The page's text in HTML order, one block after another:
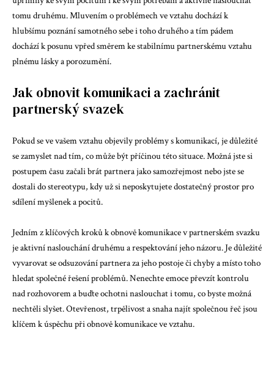
tomu druhému. Mluvením o problémech ve vztahu dochází k
hlubšímu poznání samotného sebe i toho druhého a tím pádem
dochází k posunu vpřed směrem ke stabilnímu partnerskému vztahu
plnému lásky a porozumění.
Jak obnovit komunikaci a zachránit
partnerský svazek
Pokud se ve vašem vztahu objevily problémy s komunikací, je důležité
se zamyslet nad tím, co může být příčinou této situace. Možná jste si
postupem času začali brát partnera jako samozřejmost nebo jste se
dostali do stereotypu, kdy už si neposkytujete dostatečný prostor pro
sdílení myšlenek a pocitů.
Jedním z klíčových kroků k obnově komunikace v partnerském svazku
je aktivní naslouchání druhému a respektování jeho názoru. Je důležité
vyvarovat se odsuzování partnera za jeho postoje či chyby a místo toho
hledat společné řešení problémů. Nenechte emoce převzít kontrolu
nad rozhovorem a buďte ochotni naslouchat i tomu, co byste možná
nechtěli slyšet. Otevřenost, trpělivost a snaha najít společnou řeč jsou
klíčem k úspěchu při obnově komunikace ve vztahu.